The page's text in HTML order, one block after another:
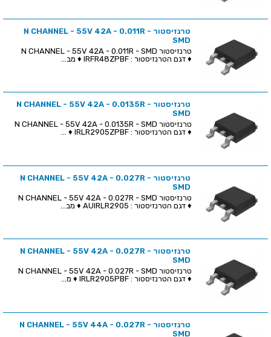
טרנזיסטור N CHANNEL - 55V 42A - 0.011R -
SMD
♦ דגם הטרנזיסטור : IRFR48ZPBF ♦ מב...
טרנזיסטור N CHANNEL - 55V 42A - 0.0135R -
SMD
♦ דגם הטרנזיסטור : IRLR2905ZPBF ♦ ...
טרנזיסטור N CHANNEL - 55V 42A - 0.027R -
SMD
♦ דגם הטרנזיסטור : AUIRLR2905 ♦ מב...
טרנזיסטור N CHANNEL - 55V 42A - 0.027R -
SMD
♦ דגם הטרנזיסטור : IRLR2905PBF ♦ מ...
טרנזיסטור N CHANNEL - 55V 44A - 0.027R -
SMD